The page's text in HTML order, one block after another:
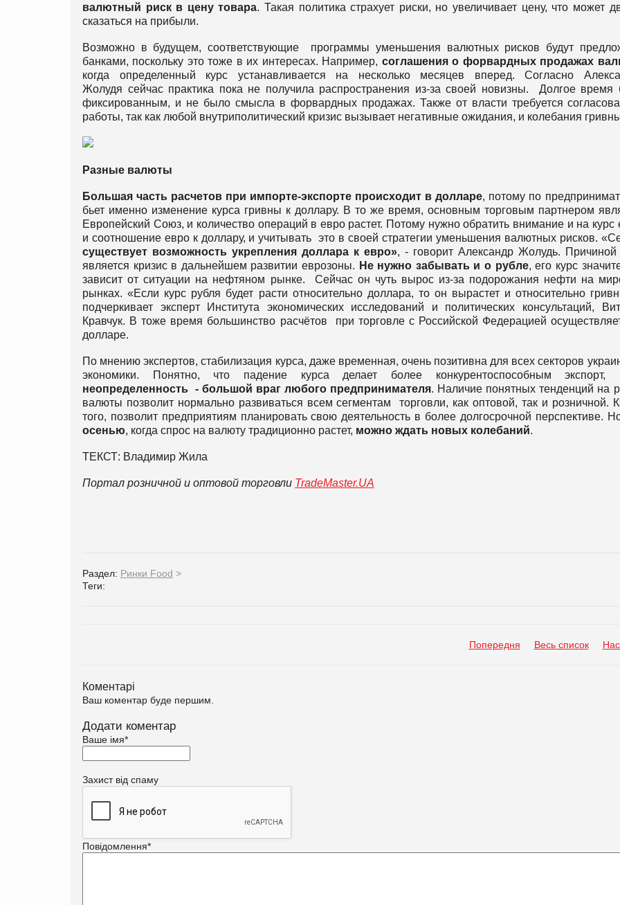
валютный риск в цену товара. Такая политика страхует риски, но увеличивает цену, что может
сказаться на прибыли.
Возможно в будущем, соответствующие программы уменьшения валютных рисков будут
банками, поскольку это тоже в их интересах. Например, соглашения о форвардных продажах
когда определенный курс устанавливается на несколько месяцев вперед. Согласно
Жолудя сейчас практика пока не получила распространения из-за своей новизны. Долгое время
фиксированным, и не было смысла в форвардных продажах. Также от власти требуется
работы, так как любой внутриполитический кризис вызывает негативные ожидания, и колебания
Разные валюты
Большая часть расчетов при импорте-экспорте происходит в долларе, потому по
бьет именно изменение курса гривны к доллару. В то же время, основным торговым партнером
Европейский Союз, и количество операций в евро растет. Потому нужно обратить внимание и на курс
и соотношение евро к доллару, и учитывать это в своей стратегии уменьшения валютных рисков.
существует возможность укрепления доллара к евро», - говорит Александр Жолудь. Причиной
является кризис в дальнейшем развитии еврозоны. Не нужно забывать и о рубле, его курс
зависит от ситуации на нефтяном рынке. Сейчас он чуть вырос из-за подорожания нефти на
рынках. «Если курс рубля будет расти относительно доллара, то он вырастет и относительно
подчеркивает эксперт Института экономических исследований и политических консультаций,
Кравчук. В тоже время большинство расчётов при торговле с Российской Федерацией
долларе.
По мнению экспертов, стабилизация курса, даже временная, очень позитивна для всех секторов
экономики. Понятно, что падение курса делает более конкурентоспособным
неопределенность - большой враг любого предпринимателя. Наличие понятных тенденций на
валюты позволит нормально развиваться всем сегментам торговли, как оптовой, так и розничной.
того, позволит предприятиям планировать свою деятельность в более долгосрочной перспективе.
осенью, когда спрос на валюту традиционно растет, можно ждать новых колебаний.
ТЕКСТ: Владимир Жила
Портал розничной и оптовой торговли TradeMaster.UA
Раздел: Ринки Food >
Теги:
Попередня Весь список
Коментарі
Ваш коментар буде першим.
Додати коментар
Ваше імя*
Захист від спаму
Повідомлення*